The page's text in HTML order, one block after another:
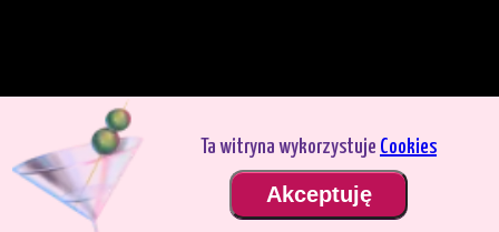
Grasz w trybie demo. Prawdziwy tryb gry jest znacznie bardziej interesujący.
Ta witryna wykorzystuje Cookies
Akceptuję